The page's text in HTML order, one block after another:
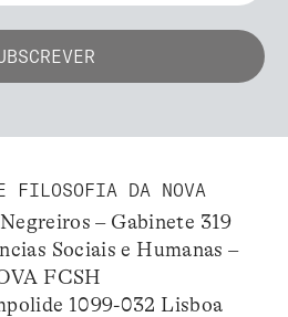
FILOSOFIA DA NOVA
– Gabinete 319
Sociais e Humanas –
FCSH
1099-032 Lisboa